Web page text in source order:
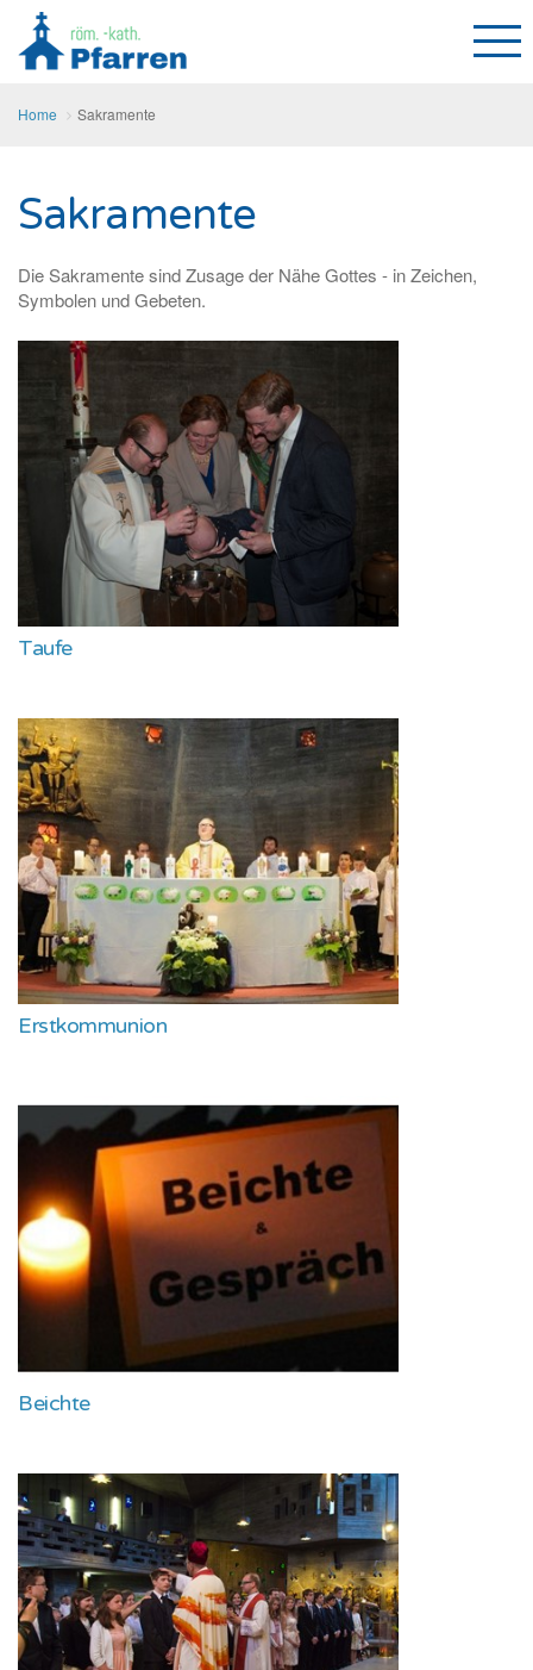
Home Sakramente
Sakramente
Die Sakramente sind Zusage der Nähe Gottes - in Zeichen,
Symbolen und Gebeten.
Taufe
Erstkommunion
Beichte